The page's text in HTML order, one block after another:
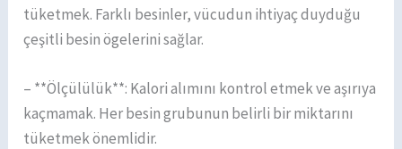
tüketmek. Farklı besinler, vücudun ihtiyaç duyduğu
çeşitli besin ögelerini sağlar.
– **Ölçülülük**: Kalori alımını kontrol etmek ve aşırıya
kaçmamak. Her besin grubunun belirli bir miktarını
tüketmek önemlidir.